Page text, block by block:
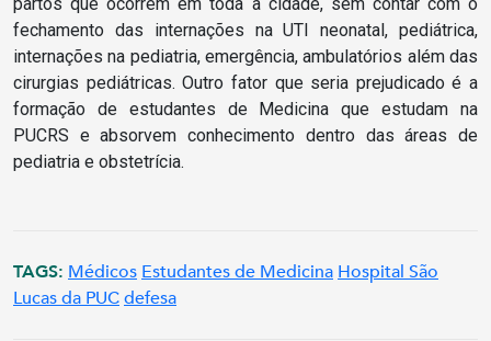
fechamento das internações na UTI neonatal, pediátrica,
internações na pediatria, emergência, ambulatórios além das
cirurgias pediátricas. Outro fator que seria prejudicado é a
formação de estudantes de Medicina que estudam na
PUCRS e absorvem conhecimento dentro das áreas de
pediatria e obstetrícia.
TAGS: Médicos Estudantes de Medicina Hospital São
Lucas da PUCdefesa